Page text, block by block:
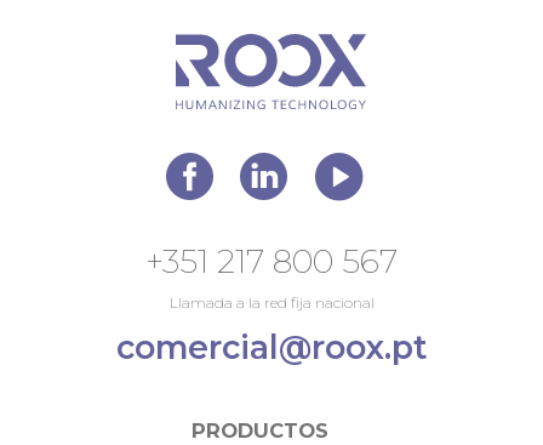
+351 217 800 567
Llamada a la red fija nacional
comercial@roox.pt
PRODUCTOS